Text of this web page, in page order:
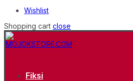
Wishlist
Shopping cart close
Fiksi